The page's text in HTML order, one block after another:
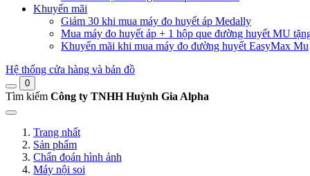
Khuyến mãi
Giảm 30 khi mua máy đo huyết áp Medally
Mua máy đo huyết áp + 1 hộp que đường huyết MU
Khuyến mãi khi mua máy đo đường huyết EasyMax Mu
Hệ thống cửa hàng và bản đồ
0
Tìm kiếm Công ty TNHH Huỳnh Gia Alpha
Trang nhất
Sản phẩm
Chẩn đoán hình ảnh
Máy nội soi